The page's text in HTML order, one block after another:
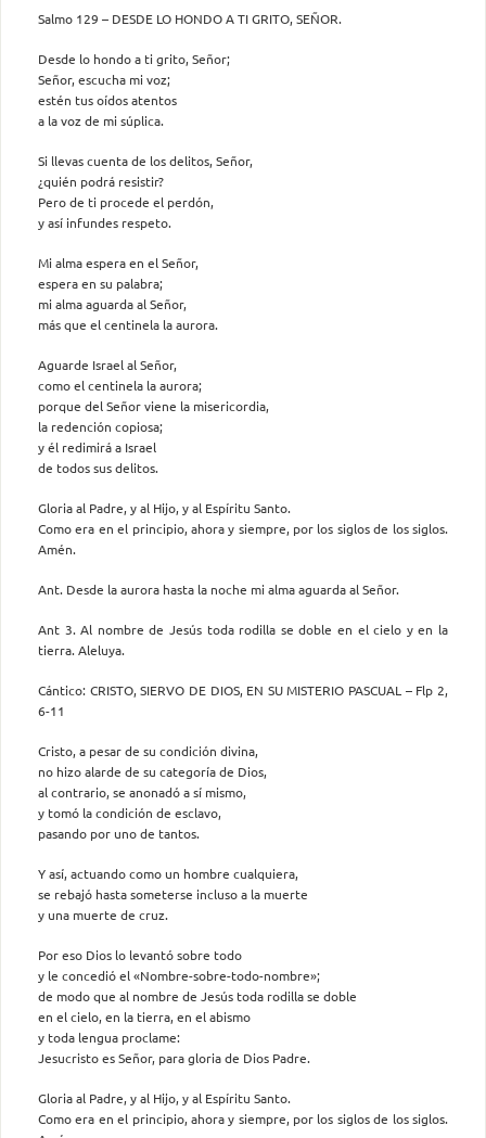
Salmo 129 – DESDE LO HONDO A TI GRITO, SEÑOR.
Desde lo hondo a ti grito, Señor;
Señor, escucha mi voz;
estén tus oídos atentos
a la voz de mi súplica.
Si llevas cuenta de los delitos, Señor,
¿quién podrá resistir?
Pero de ti procede el perdón,
y así infundes respeto.
Mi alma espera en el Señor,
espera en su palabra;
mi alma aguarda al Señor,
más que el centinela la aurora.
Aguarde Israel al Señor,
como el centinela la aurora;
porque del Señor viene la misericordia,
la redención copiosa;
y él redimirá a Israel
de todos sus delitos.
Gloria al Padre, y al Hijo, y al Espíritu Santo.
Como era en el principio, ahora y siempre, por los siglos de los siglos.
Amén.
Ant. Desde la aurora hasta la noche mi alma aguarda al Señor.
Ant 3. Al nombre de Jesús toda rodilla se doble en el cielo y en la
tierra. Aleluya.
Cántico: CRISTO, SIERVO DE DIOS, EN SU MISTERIO PASCUAL – Flp 2,
6-11
Cristo, a pesar de su condición divina,
no hizo alarde de su categoría de Dios,
al contrario, se anonadó a sí mismo,
y tomó la condición de esclavo,
pasando por uno de tantos.
Y así, actuando como un hombre cualquiera,
se rebajó hasta someterse incluso a la muerte
y una muerte de cruz.
Por eso Dios lo levantó sobre todo
y le concedió el «Nombre-sobre-todo-nombre»;
de modo que al nombre de Jesús toda rodilla se doble
en el cielo, en la tierra, en el abismo
y toda lengua proclame:
Jesucristo es Señor, para gloria de Dios Padre.
Gloria al Padre, y al Hijo, y al Espíritu Santo.
Como era en el principio, ahora y siempre, por los siglos de los siglos.